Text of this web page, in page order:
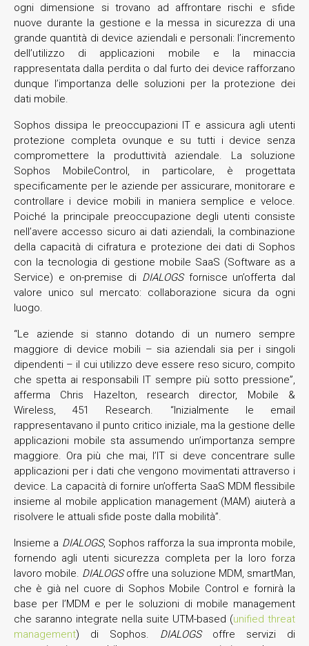
ogni dimensione si trovano ad affrontare rischi e sfide
nuove durante la gestione e la messa in sicurezza di una
grande quantità di device aziendali e personali: l’incremento
dell’utilizzo di applicazioni mobile e la minaccia
rappresentata dalla perdita o dal furto dei device rafforzano
dunque l’importanza delle soluzioni per la protezione dei
dati mobile.
Sophos dissipa le preoccupazioni IT e assicura agli utenti
protezione completa ovunque e su tutti i device senza
compromettere la produttività aziendale. La soluzione
Sophos MobileControl, in particolare, è progettata
specificamente per le aziende per assicurare, monitorare e
controllare i device mobili in maniera semplice e veloce.
Poiché la principale preoccupazione degli utenti consiste
nell’avere accesso sicuro ai dati aziendali, la combinazione
della capacità di cifratura e protezione dei dati di Sophos
con la tecnologia di gestione mobile SaaS (Software as a
Service) e on-premise di DIALOGSfornisce un’offerta dal
valore unico sul mercato: collaborazione sicura da ogni
luogo.
“Le aziende si stanno dotando di un numero sempre
maggiore di device mobili – sia aziendali sia per i singoli
dipendenti – il cui utilizzo deve essere reso sicuro, compito
che spetta ai responsabili IT sempre più sotto pressione”,
afferma Chris Hazelton, research director, Mobile &
Wireless, 451 Research. “Inizialmente le email
rappresentavano il punto critico iniziale, ma la gestione delle
applicazioni mobile sta assumendo un’importanza sempre
maggiore. Ora più che mai, l’IT si deve concentrare sulle
applicazioni per i dati che vengono movimentati attraverso i
device. La capacità di fornire un’offerta SaaS MDM flessibile
insieme al mobile application management (MAM) aiuterà a
risolvere le attuali sfide poste dalla mobilità”.
Insieme a DIALOGS, Sophos rafforza la sua impronta mobile,
fornendo agli utenti sicurezza completa per la loro forza
lavoro mobile. DIALOGSoffre una soluzione MDM, smartMan,
che è già nel cuore di Sophos Mobile Control e fornirà la
base per l’MDM e per le soluzioni di mobile management
che saranno integrate nella suite UTM-based (unified threat
management) di Sophos. DIALOGSoffre servizi di